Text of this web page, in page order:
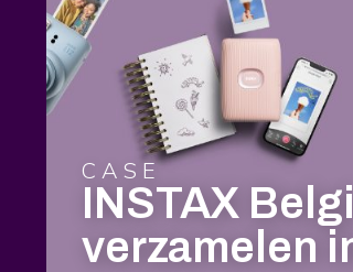
CASE
INSTAX
verzamelen